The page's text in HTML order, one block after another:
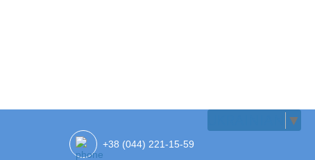
▼
+38 (044) 221-15-59